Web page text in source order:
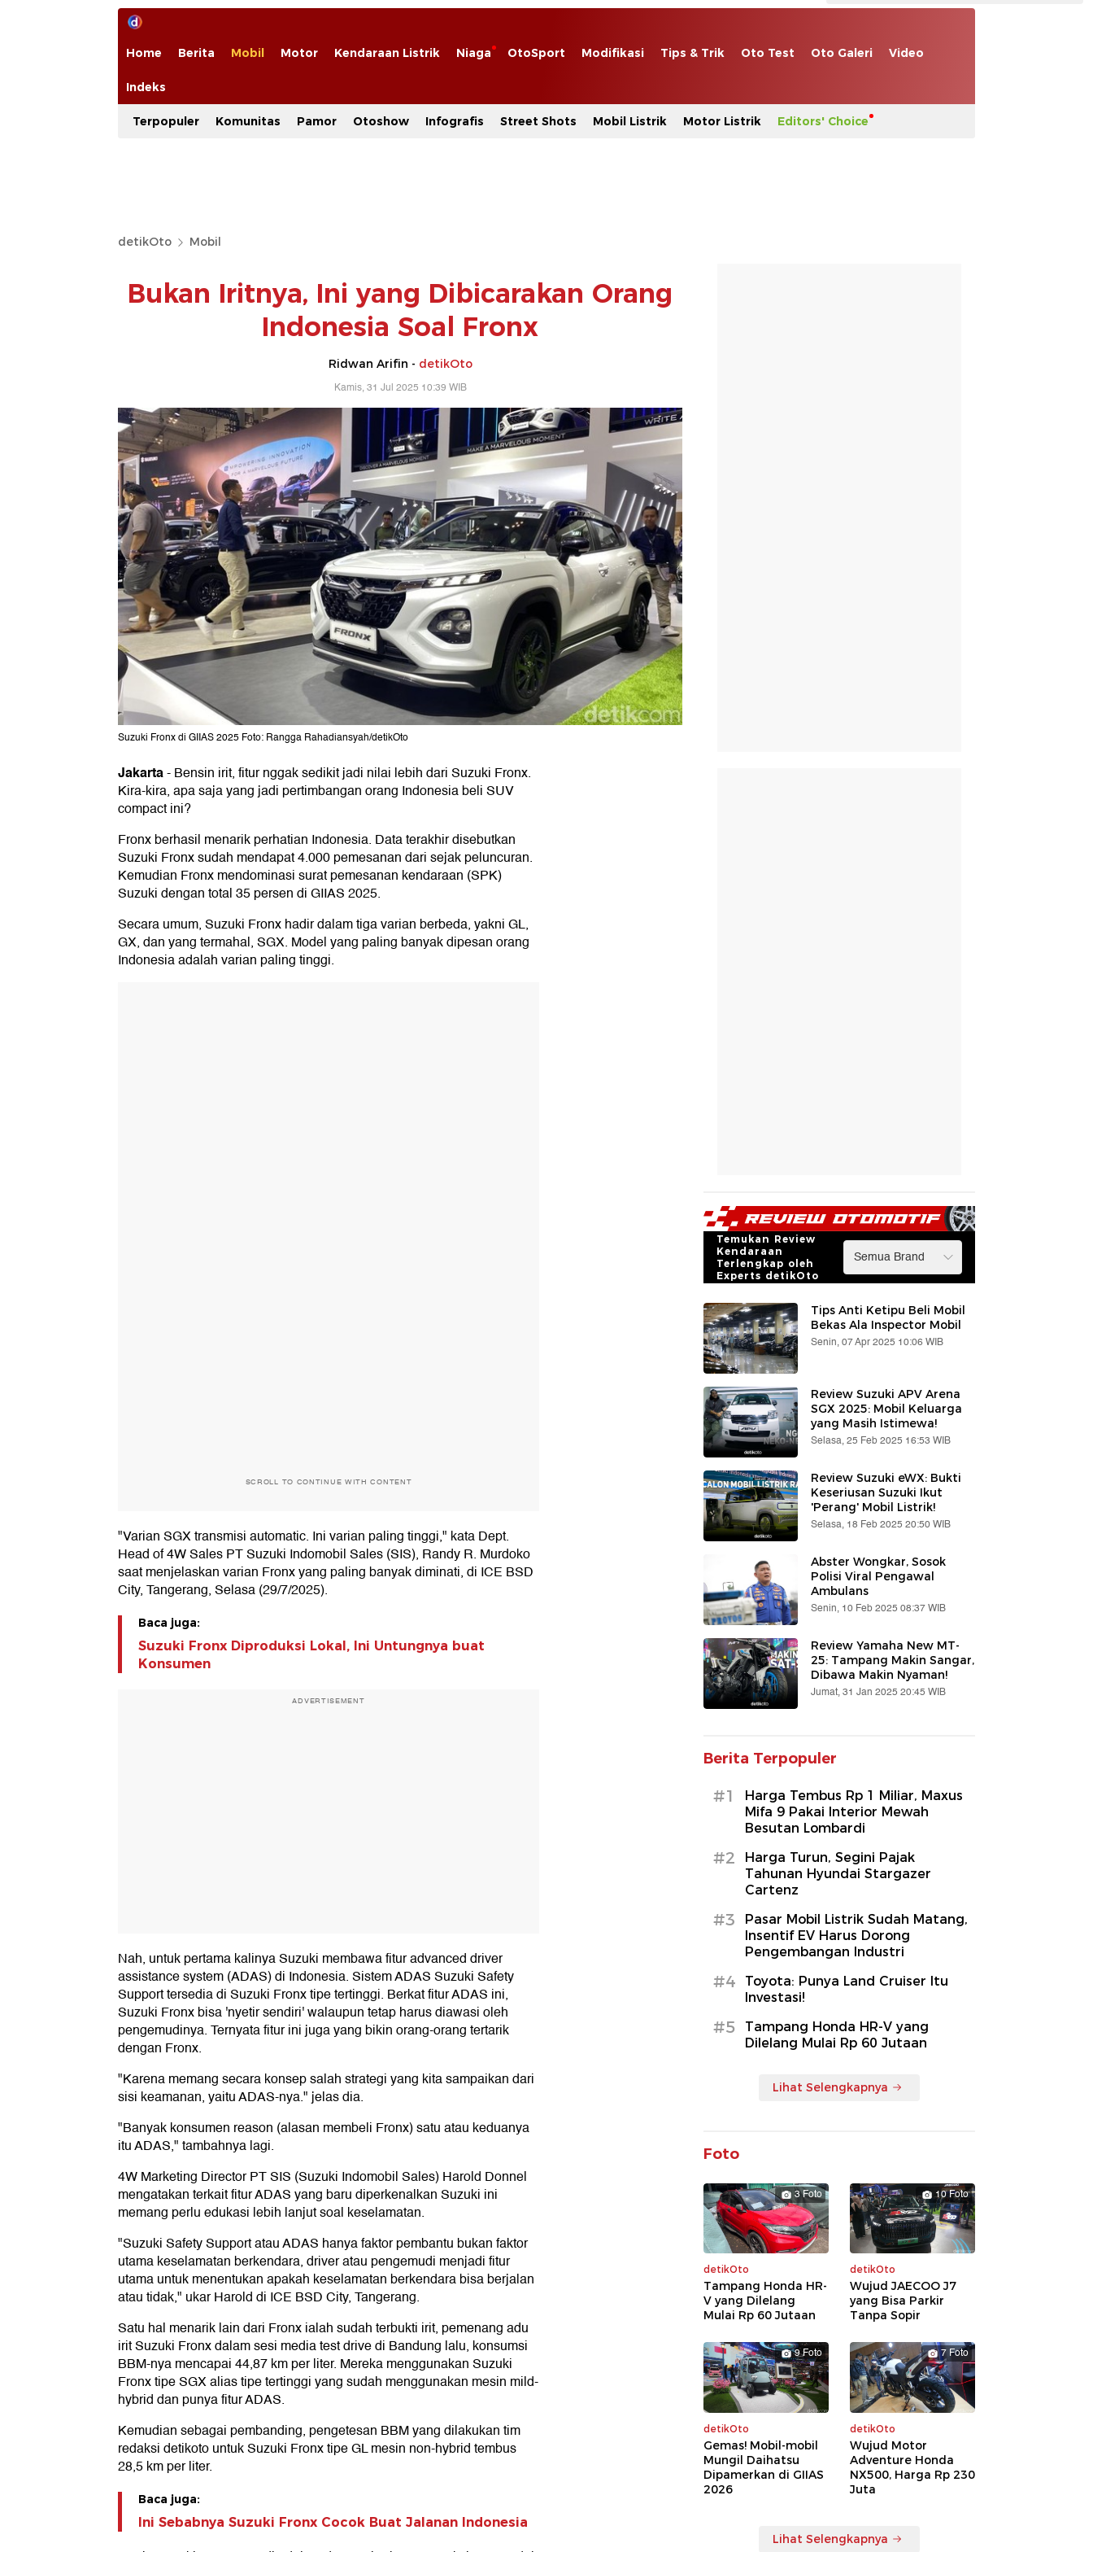
Home Berita Mobil Motor Kendaraan Listrik Niaga OtoSport Modifikasi Tips & Trik Oto Test Oto Galeri Video
Indeks
Terpopuler Komunitas Pamor Otoshow Infografis Street Shots Mobil Listrik Motor Listrik Editors' Choice
detikOto Mobil
Bukan Iritnya, Ini yang Dibicarakan Orang
Indonesia Soal Fronx
Ridwan Arifin - detikOto
Kamis, 31 Jul 2025 10:39 WIB
Suzuki Fronx di GIIAS 2025 Foto: Rangga Rahadiansyah/detikOto
Jakarta-Bensin irit, fitur nggak sedikit jadi nilai lebih dari Suzuki Fronx.
Kira-kira, apa saja yang jadi pertimbangan orang Indonesia beli SUV
compact ini?
Fronx berhasil menarik perhatian Indonesia. Data terakhir disebutkan
Suzuki Fronx sudah mendapat 4.000 pemesanan dari sejak peluncuran.
Kemudian Fronx mendominasi surat pemesanan kendaraan (SPK)
Suzuki dengan total 35 persen di GIIAS 2025.
Secara umum, Suzuki Fronx hadir dalam tiga varian berbeda, yakni GL,
GX, dan yang termahal, SGX. Model yang paling banyak dipesan orang
Indonesia adalah varian paling tinggi.
SCROLL TO CONTINUE WITH CONTENT
"Varian SGX transmisi automatic. Ini varian paling tinggi," kata Dept.
Head of 4W Sales PT Suzuki Indomobil Sales (SIS), Randy R. Murdoko
saat menjelaskan varian Fronx yang paling banyak diminati, di ICE BSD
City, Tangerang, Selasa (29/7/2025).
Baca juga:
Suzuki Fronx Diproduksi Lokal, Ini Untungnya buat
Konsumen
ADVERTISEMENT
Nah, untuk pertama kalinya Suzuki membawa fitur advanced driver
assistance system (ADAS) di Indonesia. Sistem ADAS Suzuki Safety
Support tersedia di Suzuki Fronx tipe tertinggi. Berkat fitur ADAS ini,
Suzuki Fronx bisa 'nyetir sendiri' walaupun tetap harus diawasi oleh
pengemudinya. Ternyata fitur ini juga yang bikin orang-orang tertarik
dengan Fronx.
"Karena memang secara konsep salah strategi yang kita sampaikan dari
sisi keamanan, yaitu ADAS-nya." jelas dia.
"Banyak konsumen reason (alasan membeli Fronx) satu atau keduanya
itu ADAS," tambahnya lagi.
4W Marketing Director PT SIS (Suzuki Indomobil Sales) Harold Donnel
mengatakan terkait fitur ADAS yang baru diperkenalkan Suzuki ini
memang perlu edukasi lebih lanjut soal keselamatan.
"Suzuki Safety Support atau ADAS hanya faktor pembantu bukan faktor
utama keselamatan berkendara, driver atau pengemudi menjadi fitur
utama untuk menentukan apakah keselamatan berkendara bisa berjalan
atau tidak," ukar Harold di ICE BSD City, Tangerang.
Satu hal menarik lain dari Fronx ialah sudah terbukti irit, pemenang adu
irit Suzuki Fronx dalam sesi media test drive di Bandung lalu, konsumsi
BBM-nya mencapai 44,87 km per liter. Mereka menggunakan Suzuki
Fronx tipe SGX alias tipe tertinggi yang sudah menggunakan mesin mild-
hybrid dan punya fitur ADAS.
Kemudian sebagai pembanding, pengetesan BBM yang dilakukan tim
redaksi detikoto untuk Suzuki Fronx tipe GL mesin non-hybrid tembus
28,5 km per liter.
Baca juga:
Ini Sebabnya Suzuki Fronx Cocok Buat Jalanan Indonesia
Temukan Review
Kendaraan
Terlengkap oleh
Experts detikOto
Tips Anti Ketipu Beli Mobil
Bekas Ala Inspector Mobil
Senin, 07 Apr 2025 10:06 WIB
Review Suzuki APV Arena
SGX 2025: Mobil Keluarga
yang Masih Istimewa!
Selasa, 25 Feb 2025 16:53 WIB
Review Suzuki eWX: Bukti
Keseriusan Suzuki Ikut
'Perang' Mobil Listrik!
Selasa, 18 Feb 2025 20:50 WIB
Abster Wongkar, Sosok
Polisi Viral Pengawal
Ambulans
Senin, 10 Feb 2025 08:37 WIB
Review Yamaha New MT-
25: Tampang Makin Sangar,
Dibawa Makin Nyaman!
Jumat, 31 Jan 2025 20:45 WIB
Berita Terpopuler
#1
Harga Tembus Rp 1 Miliar, Maxus
Mifa 9 Pakai Interior Mewah
Besutan Lombardi
#2
Harga Turun, Segini Pajak
Tahunan Hyundai Stargazer
Cartenz
#3
Pasar Mobil Listrik Sudah Matang,
Insentif EV Harus Dorong
Pengembangan Industri
#4
Toyota: Punya Land Cruiser Itu
Investasi!
#5
Tampang Honda HR-V yang
Dilelang Mulai Rp 60 Jutaan
Lihat Selengkapnya
Foto
3 Foto
detikOto
Tampang Honda HR-
V yang Dilelang
Mulai Rp 60 Jutaan
10 Foto
detikOto
Wujud JAECOO J7
yang Bisa Parkir
Tanpa Sopir
9 Foto
detikOto
Gemas! Mobil-mobil
Mungil Daihatsu
Dipamerkan di GIIAS
2026
7 Foto
detikOto
Wujud Motor
Adventure Honda
NX500, Harga Rp 230
Juta
Lihat Selengkapnya